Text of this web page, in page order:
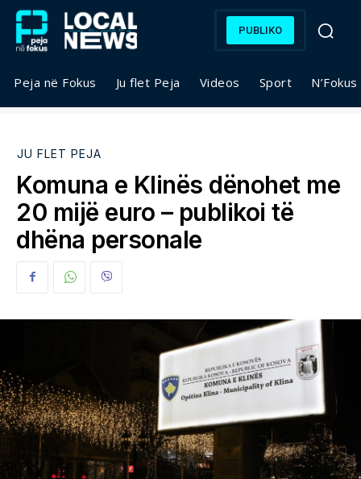
PUBLIKO
Peja në Fokus Ju flet Peja Videos Sport
JU FLET PEJA
Komuna e Klinës dënohet me
20 mijë euro – publikoi të
dhëna personale